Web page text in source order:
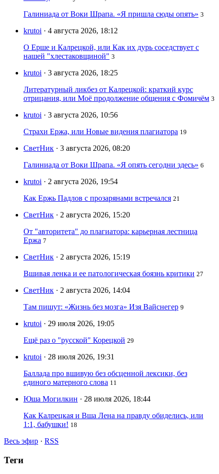
Галиниада от Воки Шрапа. «Я пришла сюды опять» 3
krutoi · 4 августа 2026, 18:12
О Ерше и Калрецкой, или Как их дурь соседствует с
нашей "хлестаковщиной" 3
krutoi · 3 августа 2026, 18:25
Литературный ликбез от Калрецкой: краткий курс
отрицания, или Моё продолжение общения с Фомичём 3
krutoi · 3 августа 2026, 10:56
Страхи Ержа, или Новые видения плагиатора 19
СветНик · 3 августа 2026, 08:20
Галиниада от Воки Шрапа. «Я опять сегодни здесь» 6
krutoi · 2 августа 2026, 19:54
Как Ержь Падлов с прозарянами встречался 21
СветНик · 2 августа 2026, 15:20
От "авторитета" до плагиатора: карьерная лестница
Ержа 7
СветНик · 2 августа 2026, 15:19
Вшивая ленка и ее патологическая боязнь критики 27
СветНик · 2 августа 2026, 14:04
Там пишут: «Жизнь без мозга» Изя Вайснегер 9
krutoi · 29 июля 2026, 19:05
Ещё раз о "русской" Корецкой 29
krutoi · 28 июля 2026, 19:31
Баллада про вшивую без обсценной лексики, без
единого матерного слова 11
Юша Могилкин · 28 июля 2026, 18:44
Как Калрецкая и Вша Лена на правду обиделись, или
1:1, бабушки! 18
Весь эфир · RSS
Теги